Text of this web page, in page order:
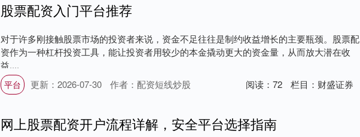
股票配资入门平台推荐
对于许多刚接触股票市场的投资者来说，资金不足往往是制约收益增长的主要瓶颈。股票配
资作为一种杠杆投资工具，能让投资者用较少的本金撬动更大的资金量，从而放大潜在收
益....
平台 更新：2026-07-30 作者：配资短线炒股 阅读： 72 栏目： 财盛证券
网上股票配资开户流程详解，安全平台选择指南